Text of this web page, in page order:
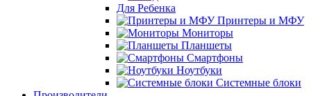
Для Ребенка
Принтеры и МФУ
Мониторы
Планшеты
Смартфоны
Ноутбуки
Системные блоки